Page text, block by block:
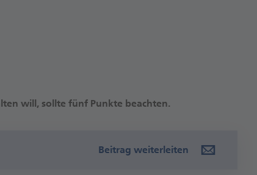
will, sollte fünf Punkte beachten.
Beitrag weiterleiten